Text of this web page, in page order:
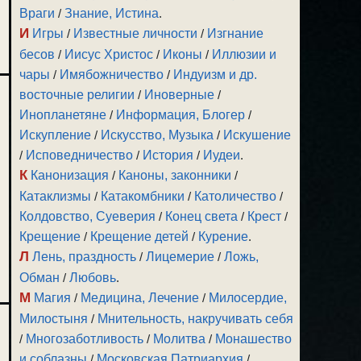
Враги /Знание, Истина.
И Игры / Известные личности / Изгнание
бесов / Иисус Христос / Иконы / Иллюзии и
чары / Имябожничество / Индуизм и др.
восточные религии / Иноверные /
Инопланетяне / Информация, Блогер /
Искупление / Искусство, Музыка / Искушение
/ Исповедничество / История / Иудеи.
К Канонизация / Каноны, законники /
Катаклизмы / Катакомбники / Католичество /
Колдовство, Суеверия / Конец света / Крест /
Крещение / Крещение детей / Курение.
Л Лень, праздность /Лицемерие /Ложь,
Обман /Любовь.
М Магия / Медицина, Лечение / Милосердие,
Милостыня / Мнительность, накручивать себя
/ Многозаботливость / Молитва / Монашество